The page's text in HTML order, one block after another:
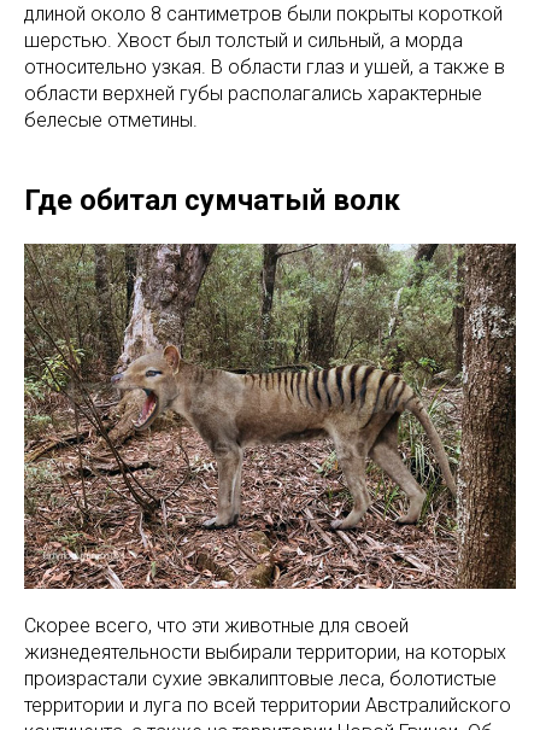
длиной около 8 сантиметров были покрыты короткой
шерстью. Хвост был толстый и сильный, а морда
относительно узкая. В области глаз и ушей, а также в
области верхней губы располагались характерные
белесые отметины.
Где обитал сумчатый волк
Скорее всего, что эти животные для своей
жизнедеятельности выбирали территории, на которых
произрастали сухие эвкалиптовые леса, болотистые
территории и луга по всей территории Австралийского